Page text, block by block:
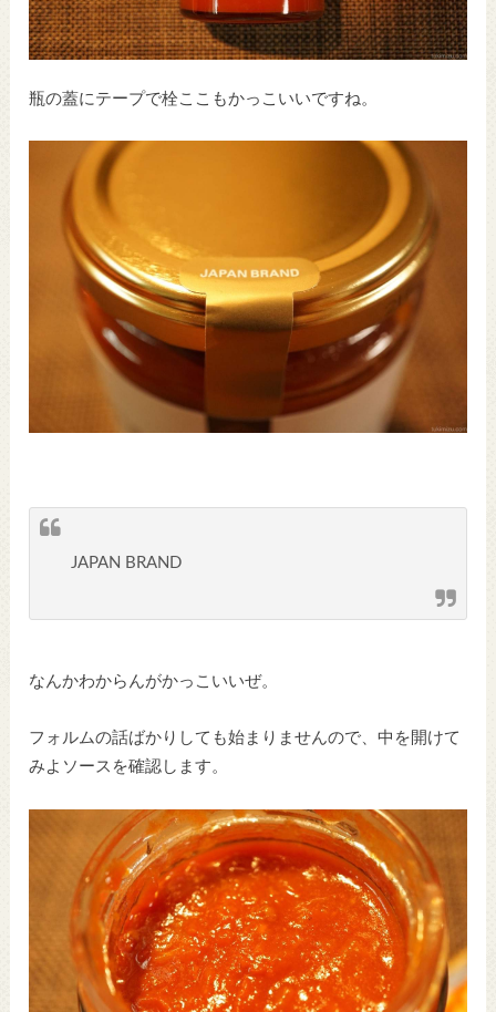
瓶の蓋にテープで栓ここもかっこいいですね。
JAPAN BRAND
なんかわからんがかっこいいぜ。
フォルムの話ばかりしても始まりませんので、中を開けて
みよソースを確認します。